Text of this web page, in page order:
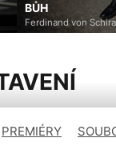
BŮH
Ferdinand von
PREMIÉRY